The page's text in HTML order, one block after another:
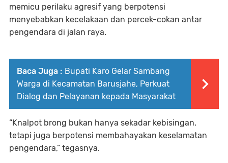
memicu perilaku agresif yang berpotensi
menyebabkan kecelakaan dan percek-cokan antar
pengendara di jalan raya.
Baca Juga : Bupati Karo Gelar Sambang
Warga di Kecamatan Barusjahe, Perkuat
Dialog dan Pelayanan kepada Masyarakat
“Knalpot brong bukan hanya sekadar kebisingan,
tetapi juga berpotensi membahayakan keselamatan
pengendara,” tegasnya.